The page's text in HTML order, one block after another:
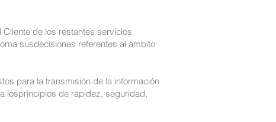
de los restantes servicios
susdecisiones referentes al ámbito
para la transmisión de la información
losprincipios de rapidez, seguridad,